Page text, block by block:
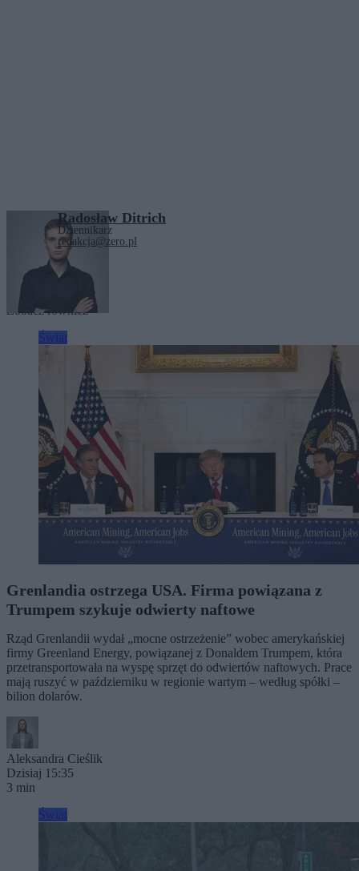
Radosław Ditrich
Dziennikarz
redakcja@zero.pl
Tagi:
Zobacz również
Grenlandia ostrzega USA. Firma powiązana z
Trumpem szykuje odwierty naftowe
Rząd Grenlandii wydał „mocne ostrzeżenie” wobec amerykańskiej
firmy Greenland Energy, powiązanej z Donaldem Trumpem, która
przetransportowała na wyspę sprzęt do odwiertów naftowych. Prace
mają ruszyć w październiku w regionie wartym – według spółki –
bilion dolarów.
Aleksandra Cieślik
Dzisiaj 15:35
3 min